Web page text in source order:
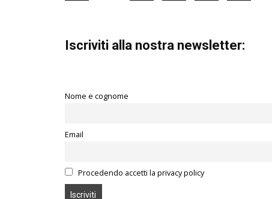
Iscriviti alla nostra newsletter:
Nome e cognome
Email
Procedendo accetti la privacy policy